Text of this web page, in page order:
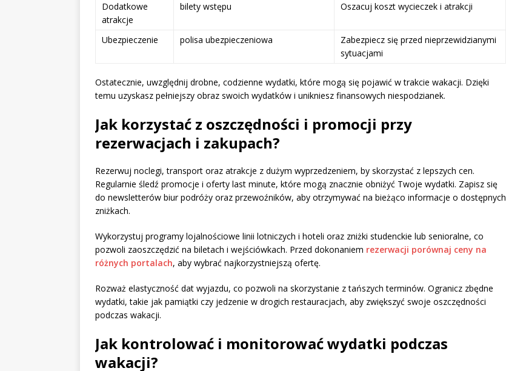
Dodatkowe
atrakcje
bilety wstępu Oszacuj koszt wycieczek i atrakcji
Ubezpieczenie polisa ubezpieczeniowa
Zabezpiecz się przed nieprzewidzianymi
sytuacjami
Ostatecznie, uwzględnij drobne, codzienne wydatki, które mogą się pojawić w trakcie wakacji. Dzięki
temu uzyskasz pełniejszy obraz swoich wydatków i unikniesz finansowych niespodzianek.
Jak korzystać z oszczędności i promocji przy
rezerwacjach i zakupach?
Rezerwuj noclegi, transport oraz atrakcje z dużym wyprzedzeniem, by skorzystać z lepszych cen.
Regularnie śledź promocje i oferty last minute, które mogą znacznie obniżyć Twoje wydatki. Zapisz się
do newsletterów biur podróży oraz przewoźników, aby otrzymywać na bieżąco informacje o dostępnych
zniżkach.
Wykorzystuj programy lojalnościowe linii lotniczych i hoteli oraz zniżki studenckie lub senioralne, co
pozwoli zaoszczędzić na biletach i wejściówkach. Przed dokonaniem rezerwacji porównaj ceny na
różnych portalach, aby wybrać najkorzystniejszą ofertę.
Rozważ elastyczność dat wyjazdu, co pozwoli na skorzystanie z tańszych terminów. Ogranicz zbędne
wydatki, takie jak pamiątki czy jedzenie w drogich restauracjach, aby zwiększyć swoje oszczędności
podczas wakacji.
Jak kontrolować i monitorować wydatki podczas
wakacji?